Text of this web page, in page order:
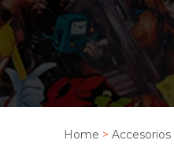
Home > Accesorios